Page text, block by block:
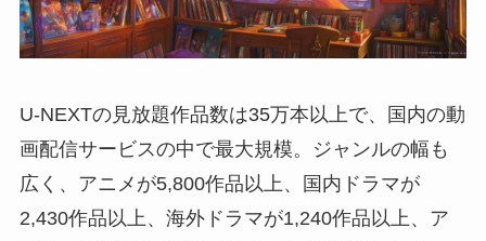
U-NEXTの見放題作品数は35万本以上で、国内の動
画配信サービスの中で最大規模。ジャンルの幅も
広く、アニメが5,800作品以上、国内ドラマが
2,430作品以上、海外ドラマが1,240作品以上、ア